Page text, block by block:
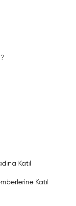
Katıl
Katıl